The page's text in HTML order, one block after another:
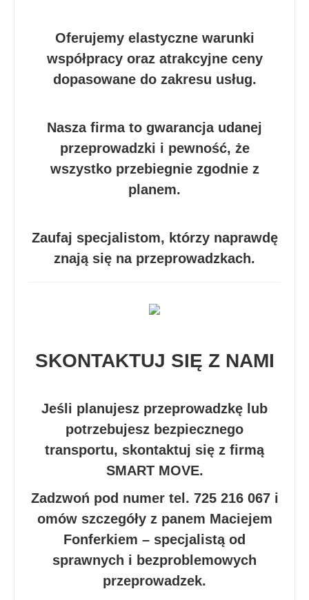
Oferujemy elastyczne warunki
współpracy oraz atrakcyjne ceny
dopasowane do zakresu usług.
Nasza firma to gwarancja udanej
przeprowadzki i pewność, że
wszystko przebiegnie zgodnie z
planem.
Zaufaj specjalistom, którzy naprawdę
znają się na przeprowadzkach.
SKONTAKTUJ SIĘ Z NAMI
Jeśli planujesz przeprowadzkę lub
potrzebujesz bezpiecznego
transportu, skontaktuj się z firmą
SMART MOVE.
Zadzwoń pod numer tel. 725 216 067 i
omów szczegóły z panem Maciejem
Fonferkiem – specjalistą od
sprawnych i bezproblemowych
przeprowadzek.